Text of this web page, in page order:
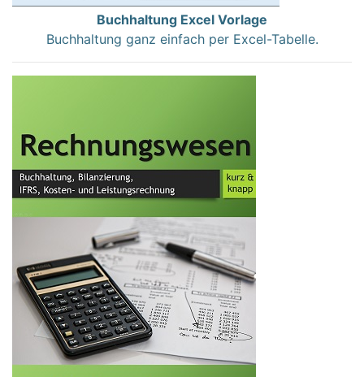
Buchhaltung Excel Vorlage
Buchhaltung ganz einfach per Excel-Tabelle.